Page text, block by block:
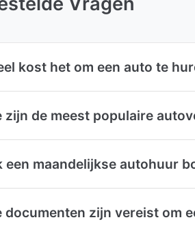
kost het om een auto te
zijn de meest populaire
een maandelijkse autohuur
documenten zijn vereist om